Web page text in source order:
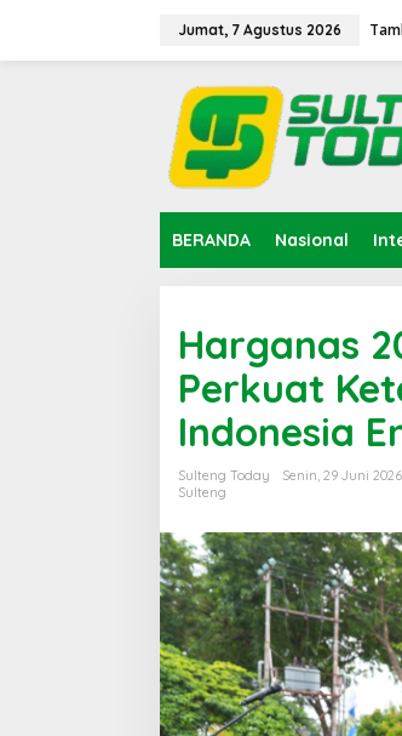
Jumat, 7 Agustus 2026
BERANDA Nasional
Harganas
Perkuat
Indonesia
Sulteng Today
Senin, 29 Juni 2026
Sulteng